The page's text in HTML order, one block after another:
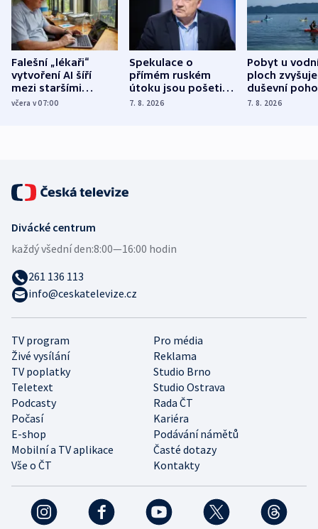
Falešní „lékaři“
vytvoření AI šíří
mezi staršími
Poláky nebezpečné
včera v 07:00
Spekulace o
přímém ruském
útoku jsou pošetilé,
míní estonský
7. 8. 2026
Pobyt u
ploch zvyšuje
duševní
ukázala
7. 8. 2026
TV program
Pro média
Živé vysílání
Reklama
TV poplatky
Studio Brno
Teletext
Studio Ostrava
Podcasty
Rada ČT
Počasí
Kariéra
E-shop
Podávání námětů
Mobilní a TV aplikace
Časté dotazy
Vše o ČT
Kontakty
Divácké centrum
každý všední den:8:00—16:00 hodin
261 136 113
info@ceskatelevize.cz